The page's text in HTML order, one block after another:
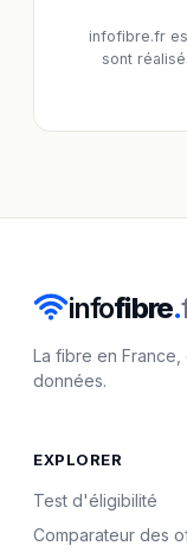
infofibre.fr
sont
infofibre.
La fibre en
données.
EXPLORER
Test d'éligibilité
Comparateur des